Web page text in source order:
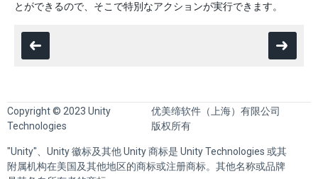
とができるので、そこで特別なアクションが実行できます。
Copyright © 2023 Unity
Technologies
优美缔软件（上海）有限公司
版权所有
"Unity"、Unity 徽标及其他 Unity 商标是 Unity Technologies 或其
附属机构在美国及其他地区的商标或注册商标。其他名称或品牌